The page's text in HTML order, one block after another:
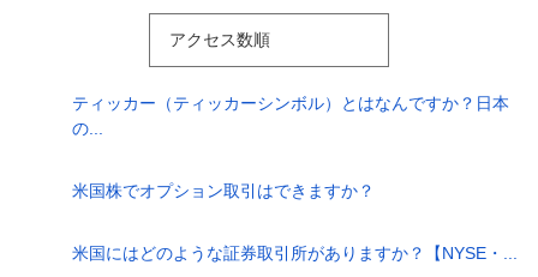
アクセス数順
ティッカー（ティッカーシンボル）とはなんですか？日本
の...
米国株でオプション取引はできますか？
米国にはどのような証券取引所がありますか？【NYSE・...